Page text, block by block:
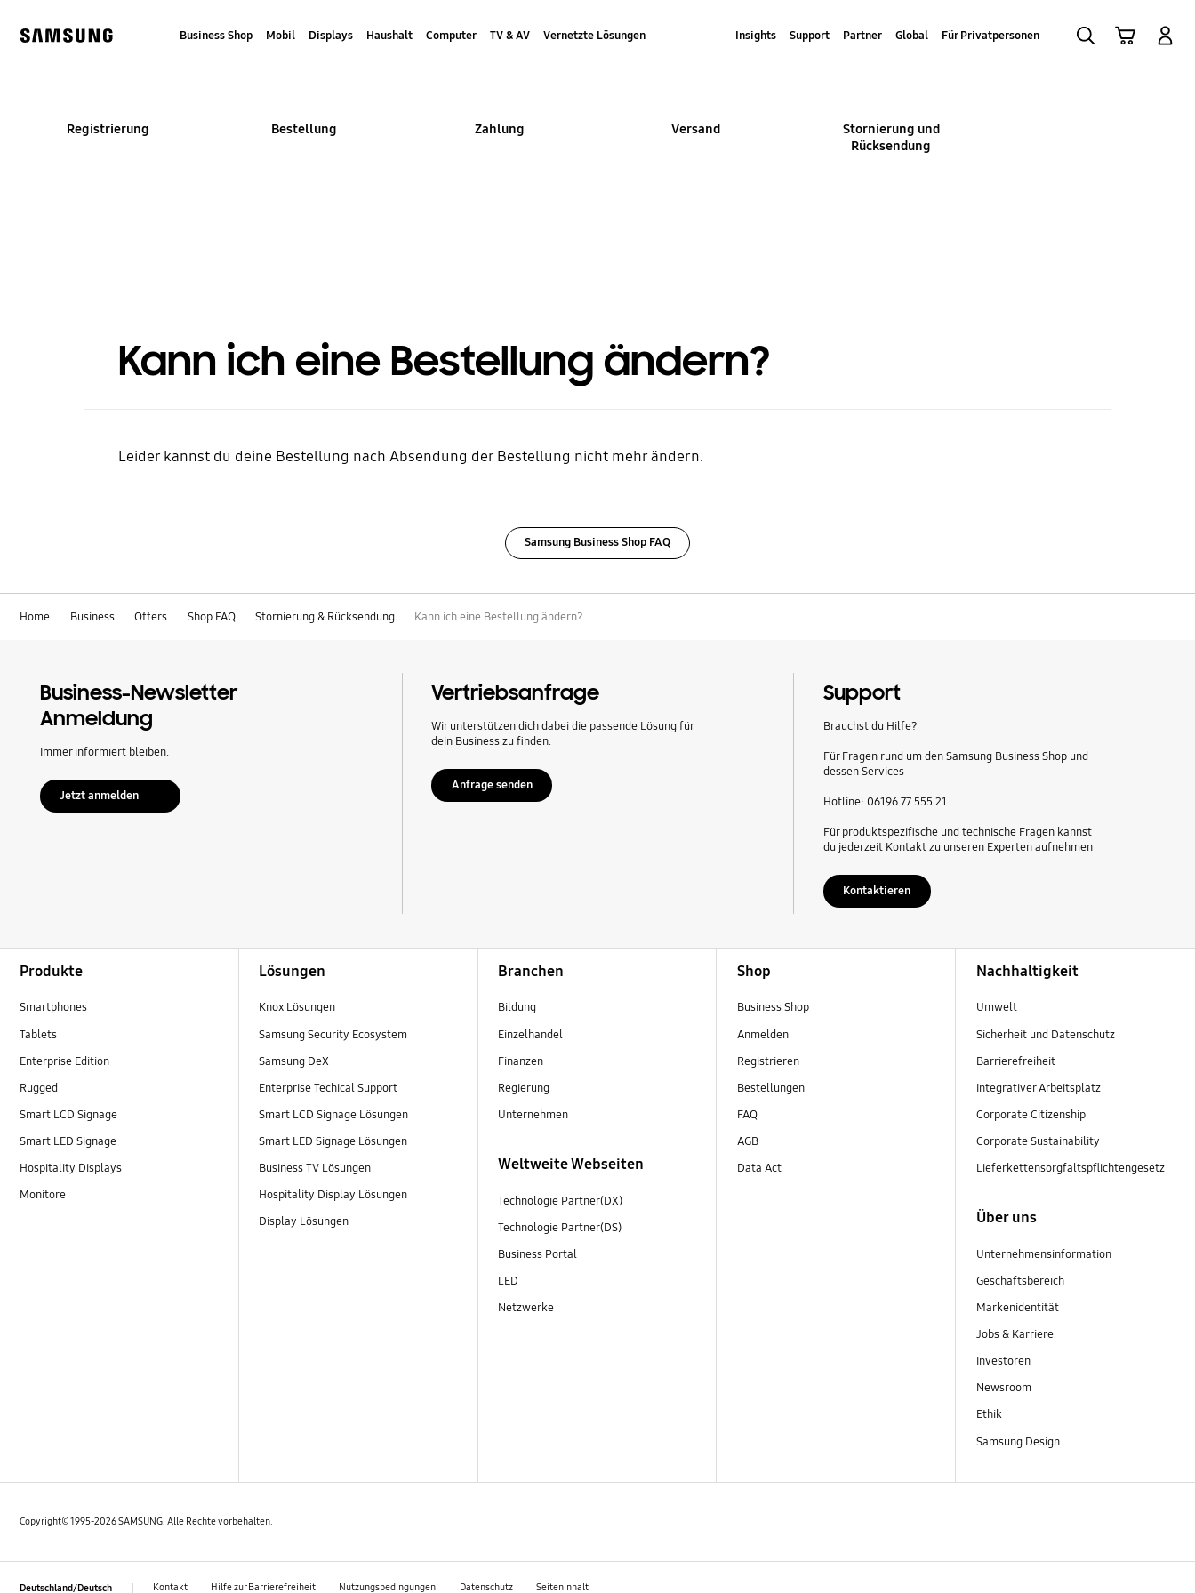
content
Business Shop Mobil Displays Haushalt Computer TV & AV Vernetzte Lösungen Insights Support Partner Global Für Privatpersonen
Registrierung Bestellung Zahlung Versand
Stornierung und
Rücksendung
Kann ich eine Bestellung ändern?
Leider kannst du deine Bestellung nach Absendung der Bestellung nicht mehr ändern.
Samsung Business Shop FAQ
Home Business Offers Shop FAQ Stornierung & Rücksendung Kann ich eine Bestellung ändern?
Business-Newsletter
Anmeldung
Immer informiert bleiben.
Jetzt anmelden
Vertriebsanfrage
Wir unterstützen dich dabei die passende Lösung für
dein Business zu finden.
Anfrage senden
Support
Brauchst du Hilfe?
Für Fragen rund um den Samsung Business Shop und
dessen Services
Hotline: 06196 77 555 21
Für produktspezifische und technische Fragen kannst
du jederzeit Kontakt zu unseren Experten aufnehmen
Kontaktieren
Produkte
Smartphones
Tablets
Enterprise Edition
Rugged
Smart LCD Signage
Smart LED Signage
Hospitality Displays
Monitore
Lösungen
Knox Lösungen
Samsung Security Ecosystem
Samsung DeX
Enterprise Techical Support
Smart LCD Signage Lösungen
Smart LED Signage Lösungen
Business TV Lösungen
Hospitality Display Lösungen
Display Lösungen
Branchen
Bildung
Einzelhandel
Finanzen
Regierung
Unternehmen
Weltweite Webseiten
Technologie Partner(DX)
Technologie Partner(DS)
Business Portal
LED
Netzwerke
Shop
Business Shop
Anmelden
Registrieren
Bestellungen
FAQ
AGB
Data Act
Nachhaltigkeit
Umwelt
Sicherheit und Datenschutz
Barrierefreiheit
Integrativer Arbeitsplatz
Corporate Citizenship
Corporate Sustainability
Lieferkettensorgfaltspflichtengesetz
Über uns
Unternehmensinformation
Geschäftsbereich
Markenidentität
Jobs & Karriere
Investoren
Newsroom
Ethik
Samsung Design
Copyright© 1995-2026 SAMSUNG. Alle Rechte vorbehalten.
Deutschland/Deutsch Kontakt Hilfe zur Barrierefreiheit Nutzungsbedingungen Datenschutz Seiteninhalt